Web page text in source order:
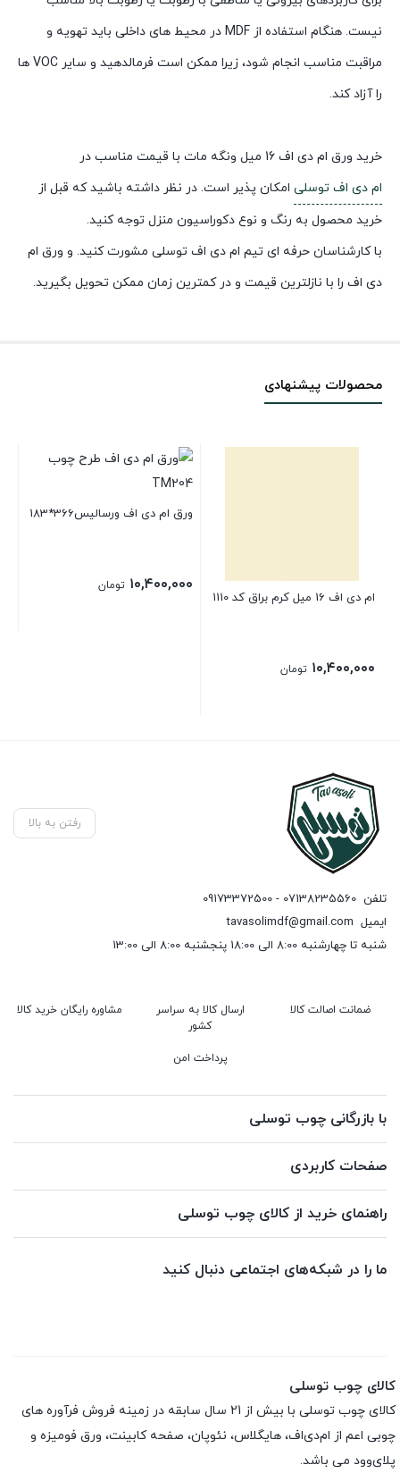
نیست. هنگام استفاده از MDF در محیط های داخلی باید تهویه و
مراقبت مناسب انجام شود، زیرا ممکن است فرمالدهید و سایر VOC ها
را آزاد کند.
خرید ورق ام دی اف 16 میل ونگه مات با قیمت مناسب در
ام دی اف توسلی امکان پذیر است. در نظر داشته باشید که قبل از
خرید محصول به رنگ و نوع دکوراسیون منزل توجه کنید.
با کارشناسان حرفه ای تیم ام دی اف توسلی مشورت کنید. و ورق ام
دی اف را با نازلترین قیمت و در کمترین زمان ممکن تحویل بگیرید.
محصولات پیشنهادی
ام دی اف 16 میل کرم براق کد 1110
۱۰,۴۰۰,۰۰۰ تومان
ورق ام دی اف ورسالیس366*183
۱۰,۴۰۰,۰۰۰ تومان
رفتن به بالا
تلفن 07138235560 - 09173372500
ایمیل tavasolimdf@gmail.com
شنبه تا چهارشنبه 8:00 الی 18:00 پنجشنبه 8:00 الی 13:00
ضمانت اصالت کالا
ارسال کالا به سراسر
کشور
مشاوره رایگان خرید کالا
پرداخت امن
با بازرگانی چوب توسلی
صفحات کاربردی
راهنمای خرید از کالای چوب توسلی
ما را در شبکه‌های اجتماعی دنبال کنید
کالای چوب توسلی
کالای چوب توسلی با بیش از 21 سال سابقه در زمینه فروش فرآوره های
چوبی اعم از ام‌دی‌اف، هایگلاس، نئوپان، صفحه کابینت، ورق فومیزه و
پلای‌وود می باشد.